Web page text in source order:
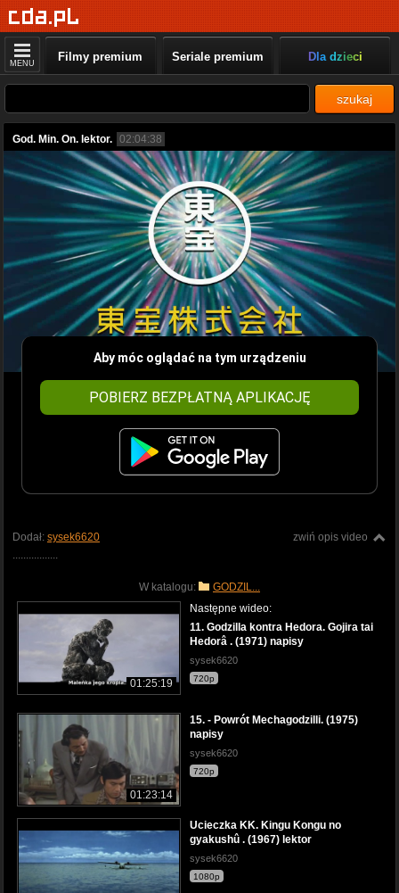
MENU Filmy premium Seriale premium Dla dzieci
szukaj
God. Min. On. lektor. 02:04:38
Aby móc oglądać na tym urządzeniu
POBIERZ BEZPŁATNĄ APLIKACJĘ
zwiń opis video
Dodał: sysek6620
W katalogu: GODZIL...
01:25:19
Następne wideo:
11. Godzilla kontra Hedora. Gojira tai
Hedorâ . (1971) napisy
sysek6620
720p
01:23:14
15. - Powrót Mechagodzilli. (1975)
napisy
sysek6620
720p
Ucieczka KK. Kingu Kongu no
gyakushû . (1967) lektor
sysek6620
1080p